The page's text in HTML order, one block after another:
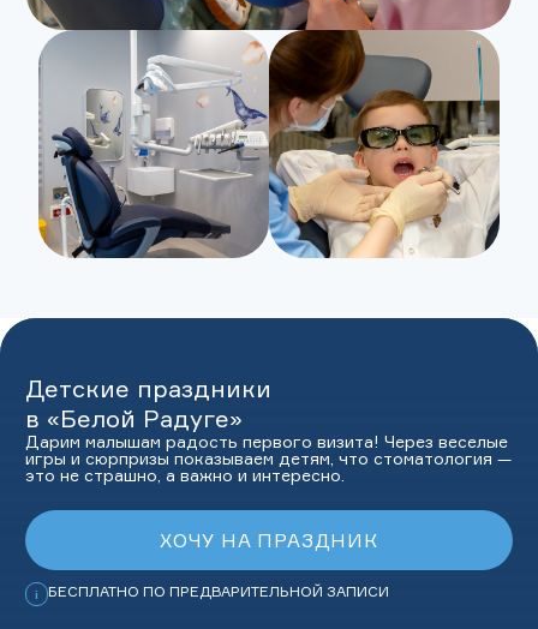
Детские праздники
в «Белой Радуге»
Дарим малышам радость первого визита! Через веселые
игры и сюрпризы показываем детям, что стоматология —
это не страшно, а важно и интересно.
ХОЧУ НА ПРАЗДНИК
i БЕСПЛАТНО ПО ПРЕДВАРИТЕЛЬНОЙ ЗАПИСИ